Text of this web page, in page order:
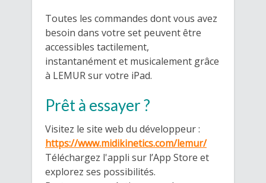
Toutes les commandes dont vous avez
besoin dans votre set peuvent être
accessibles tactilement,
instantanément et musicalement grâce
à LEMUR sur votre iPad.
Prêt à essayer ?
Visitez le site web du développeur :
https://www.midikinetics.com/lemur/
Téléchargez l'appli sur l’App Store et
explorez ses possibilités.